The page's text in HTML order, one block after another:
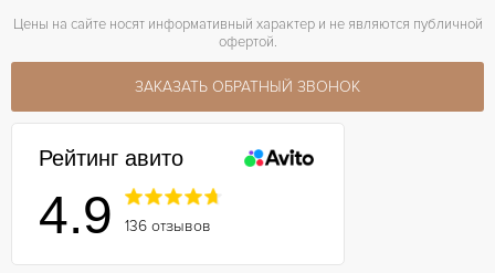
Цены на сайте носят информативный характер и не являются публичной
офертой.
ЗАКАЗАТЬ ОБРАТНЫЙ ЗВОНОК
Рейтинг авито
4.9 136 отзывов